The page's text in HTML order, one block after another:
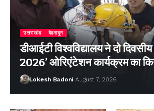
उत्तराखंड देहरादून
डीआईटी विश्वविद्यालय ने दो दिवसीय
2026’ ओरिएंटेशन कार्यक्रम का
Lokesh Badoni August 7, 2026